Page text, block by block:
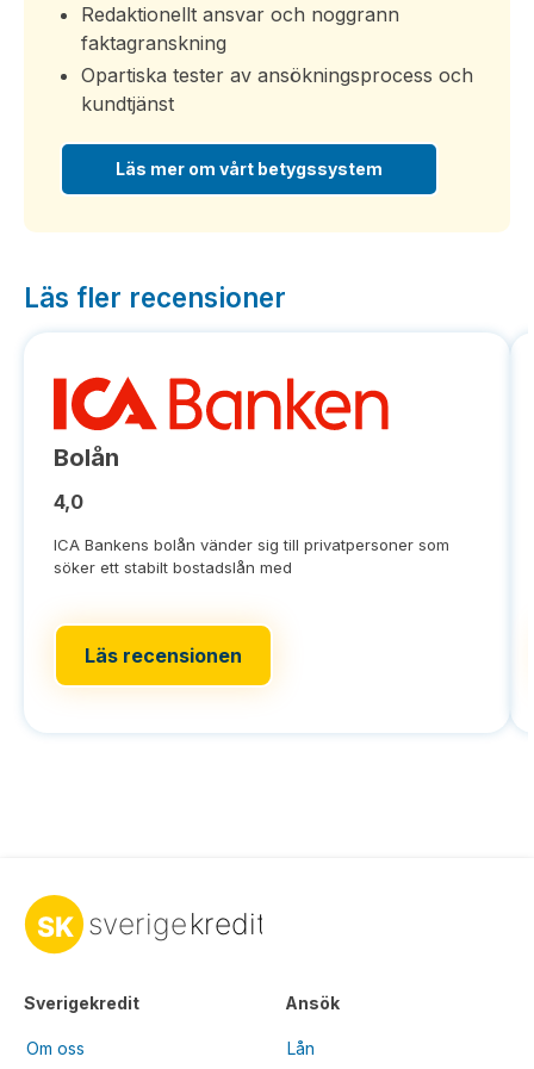
Redaktionellt ansvar och noggrann
faktagranskning
Opartiska tester av ansökningsprocess och
kundtjänst
Läs mer om vårt betygssystem
Läs fler recensioner
Bolån
4,0
ICA Bankens bolån vänder sig till privatpersoner som
söker ett stabilt bostadslån med
Läs recensionen
Sverigekredit
Om oss
Ansök
Lån